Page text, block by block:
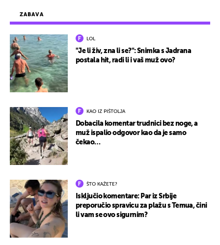
ZABAVA
LOL
"Je li živ, zna li se?": Snimka s Jadrana
postala hit, radi li i vaš muž ovo?
KAO IZ PIŠTOLJA
Dobacila komentar trudnici bez noge, a
muž ispalio odgovor kao da je samo
čekao…
ŠTO KAŽETE?
Isključio komentare: Par iz Srbije
preporučio spravicu za plažu s Temua, čini
li vam se ovo sigurnim?